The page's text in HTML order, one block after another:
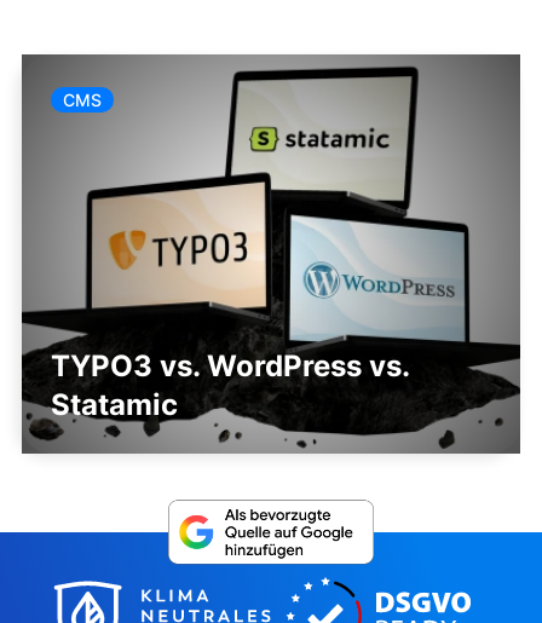
CMS
TYPO3 vs. WordPress vs.
Statamic